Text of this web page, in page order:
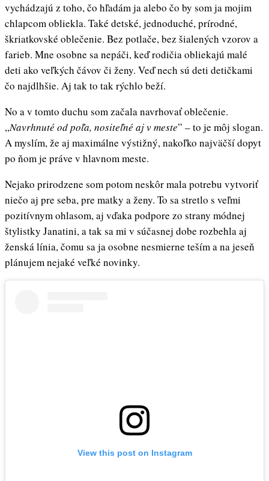
vychádzajú z toho, čo hľadám ja alebo čo by som ja mojim
chlapcom obliekla. Také detské, jednoduché, prírodné,
škriatkovské oblečenie. Bez potlače, bez šialených vzorov a
farieb. Mne osobne sa nepáči, keď rodičia obliekajú malé
deti ako veľkých čávov či ženy. Veď nech sú deti detičkami
čo najdlhšie. Aj tak to tak rýchlo beží.
No a v tomto duchu som začala navrhovať oblečenie.
„Navrhnuté od poľa, nositeľné aj v meste” – to je môj slogan.
A myslím, že aj maximálne výstižný, nakoľko najväčší dopyt
po ňom je práve v hlavnom meste.
Nejako prirodzene som potom neskôr mala potrebu vytvoriť
niečo aj pre seba, pre matky a ženy. To sa stretlo s veľmi
pozitívnym ohlasom, aj vďaka podpore zo strany módnej
štylistky Janatini, a tak sa mi v súčasnej dobe rozbehla aj
ženská línia, čomu sa ja osobne nesmierne teším a na jeseň
plánujem nejaké veľké novinky.
View this post on Instagram